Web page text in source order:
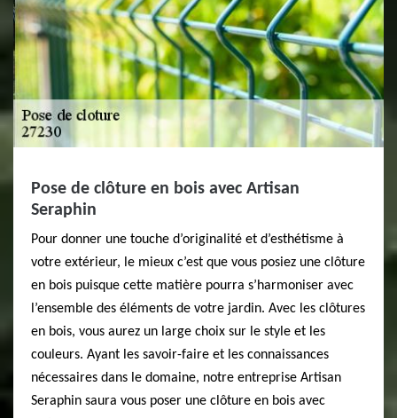
Pose de clôture en bois avec Artisan
Seraphin
Pour donner une touche d’originalité et d’esthétisme à
votre extérieur, le mieux c’est que vous posiez une clôture
en bois puisque cette matière pourra s’harmoniser avec
l’ensemble des éléments de votre jardin. Avec les clôtures
en bois, vous aurez un large choix sur le style et les
couleurs. Ayant les savoir-faire et les connaissances
nécessaires dans le domaine, notre entreprise Artisan
Seraphin saura vous poser une clôture en bois avec